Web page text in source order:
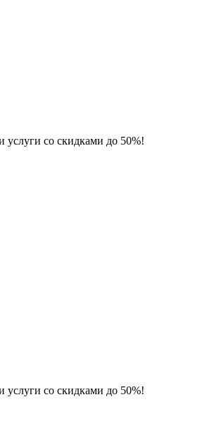
со скидками до 50%!
со скидками до 50%!